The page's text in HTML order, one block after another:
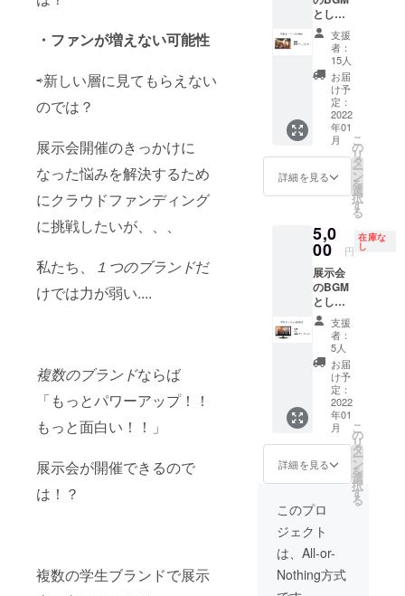
・ファンが増えない可能性
⇨新しい層に見てもらえない
のでは？
展示会開催のきっかけに
なった悩みを解決するため
にクラウドファンディング
に挑戦したいが、、、
私たち、
１つのブランドだ
けでは力が弱い....
複数のブランドならば
「もっとパワーアップ！！
もっと面白い！！」
展示会が開催できるので
は！？
複数の学生ブランドで展示
だける
場合 ・
ZOOM
や展示
会会場
でどち
らかの
ご要望
を聞き
ます。
の場合
日程調
年12月
10から
2022年
1月31日
の間）
も含め
て連絡
を行い
ます。
す。
2022年
1月1日
から31
日まで
毎日ス
トー
リーで
毎日一
度宣伝
いたし
ます。
任せい
たしま
す。 ■
支援し
ていた
だいた
場合
メール
のやり
取りで
内容や
ご要望
をお聞
きしま
す。
として
オリジ
ナルソ
ングを
流しま
す。ま
たweb
パンフ
レット
掲載も
行いま
す。 ■
内容
2022年
1月28、
29日の
展示会
のBGM
として
総時間
最低40
分間流
れま
す。（1
曲）
webパ
ンフ
レット
にアー
ティス
ト紹介
とし
（200文
字以
下）
SNSア
カウン
トを掲
支援
者：
15人
お届
け予
定：
2022
年01
月
詳細を見る
こ
の
リ
タ
ー
ン
を
選
択
す
る
5,0
00 円
在庫な
し
展示会
のBGM
として
オリジ
ナルソ
ング、
PVを流
しま
す。ま
たweb
パンフ
レット
掲載も
行いま
す。 ■
内容
2022年
1月28、
29日の
展示会
のBGM
として
支援
者：
5人
お届
け予
定：
2022
年01
月
詳細を見る
こ
の
リ
タ
ー
ン
を
選
択
す
る
このプロ
ジェクト
は、All-or-
Nothing方式